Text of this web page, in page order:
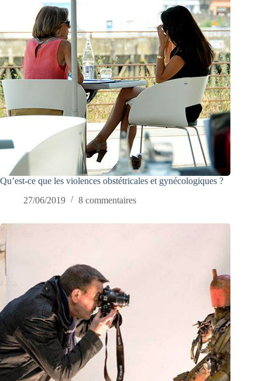
Qu’est-ce que les violences obstétricales et gynécologiques ?
27/06/2019
8 commentaires